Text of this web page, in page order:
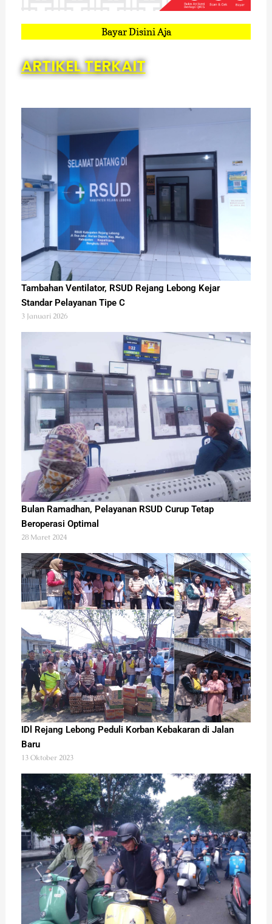
Bayar Disini Aja
ARTIKEL TERKAIT
Tambahan Ventilator, RSUD Rejang Lebong Kejar
Standar Pelayanan Tipe C
3 Januari 2026
Bulan Ramadhan, Pelayanan RSUD Curup Tetap
Beroperasi Optimal
28 Maret 2024
IDl Rejang Lebong Peduli Korban Kebakaran di Jalan
Baru
13 Oktober 2023